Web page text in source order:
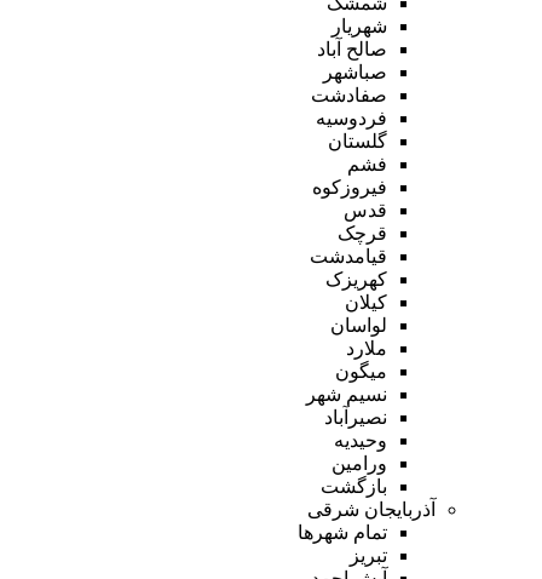
شهریار
صالح آباد
صباشهر
صفادشت
فردوسیه
گلستان
فشم
فیروزکوه
قدس
قرچک
قیامدشت
کهریزک
کیلان
لواسان
ملارد
میگون
نسیم شهر
نصیرآباد
وحیدیه
ورامین
بازگشت
آذربایجان شرقی
تمام شهر‌ها
تبریز